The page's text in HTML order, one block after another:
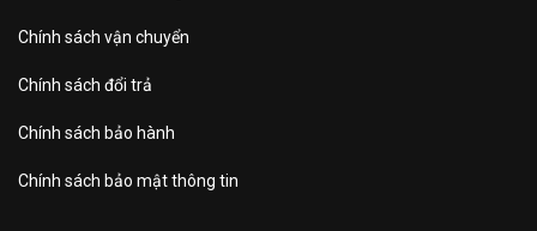
Chính sách vận chuyển
Chính sách đổi trả
Chính sách bảo hành
Chính sách bảo mật thông tin